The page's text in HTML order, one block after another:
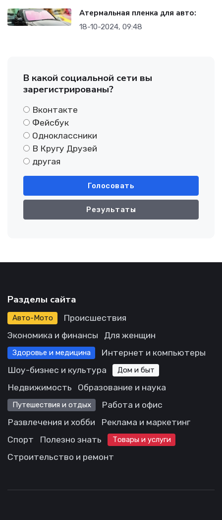
Атермальная пленка для авто:
18-10-2024, 09:48
В какой социальной сети вы
зарегистрированы?
Вконтакте
Фейсбук
Одноклассники
В Кругу Друзей
другая
Голосовать
Результаты
Разделы сайта
Авто-Мото
Происшествия
Экономика и финансы
Для женщин
Здоровье и медицина
Интернет и компьютеры
Шоу-бизнес и культура
Дом и быт
Недвижимость Образование и наука
Путешествия и отдых
Работа и офис
Развлечения и хобби
Реклама и маркетинг
Спорт
Полезно знать Товары и услуги
Строительство и ремонт